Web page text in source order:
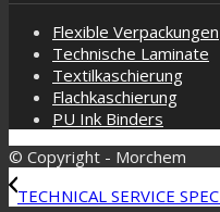
Flexible Verpackungen
Technische Laminate
Textilkaschierung
Flachkaschierung
PU Ink Binders
© Copyright - Morchem
TECHNICAL SERVICE